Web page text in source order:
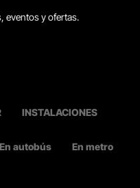
eventos y ofertas.
INSTALACIONES
En autobús En metro